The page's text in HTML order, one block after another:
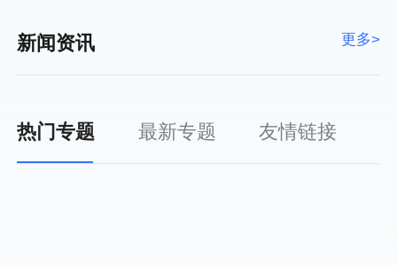
新闻资讯 更多>
热门专题 最新专题 友情链接